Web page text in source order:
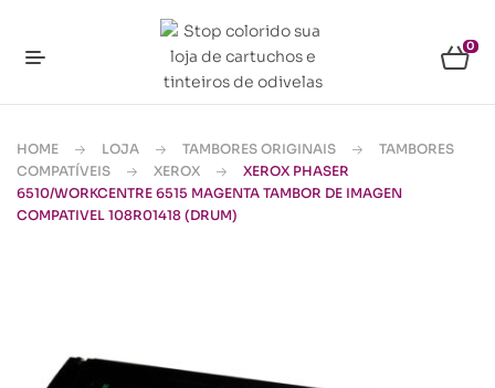
0
HOME LOJA TAMBORES ORIGINAIS
TAMBORES
COMPATÍVEIS
XEROX
XEROX PHASER
6510/WORKCENTRE 6515 MAGENTA TAMBOR DE IMAGEN
COMPATIVEL 108R01418 (DRUM)